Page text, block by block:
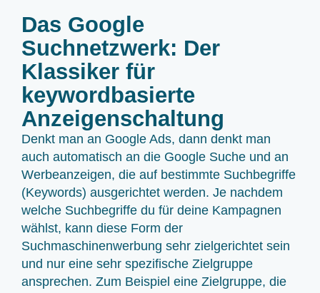
Das Google
Suchnetzwerk: Der
Klassiker für
keywordbasierte
Anzeigenschaltung
Denkt man an Google Ads, dann denkt man
auch automatisch an die Google Suche und an
Werbeanzeigen, die auf bestimmte Suchbegriffe
(Keywords) ausgerichtet werden. Je nachdem
welche Suchbegriffe du für deine Kampagnen
wählst, kann diese Form der
Suchmaschinenwerbung sehr zielgerichtet sein
und nur eine sehr spezifische Zielgruppe
ansprechen. Zum Beispiel eine Zielgruppe, die